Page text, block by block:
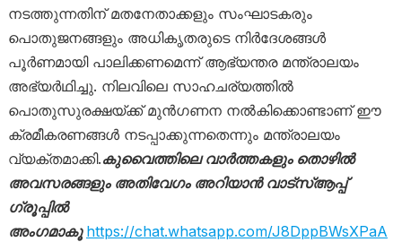
നടത്തുന്നതിന് മതനേതാക്കളും സംഘാടകരും
പൊതുജനങ്ങളും അധികൃതരുടെ നിർദേശങ്ങൾ
പൂർണമായി പാലിക്കണമെന്ന് ആഭ്യന്തര മന്ത്രാലയം
അഭ്യർഥിച്ചു. നിലവിലെ സാഹചര്യത്തിൽ
പൊതുസുരക്ഷയ്ക്ക് മുൻഗണന നൽകിക്കൊണ്ടാണ് ഈ
ക്രമീകരണങ്ങൾ നടപ്പാക്കുന്നതെന്നും മന്ത്രാലയം
വ്യക്തമാക്കി.കുവൈത്തിലെ വാർത്തകളും തൊഴിൽ
അവസരങ്ങളും അതിവേഗം അറിയാൻ വാട്സ്ആപ്പ്
ഗ്രൂപ്പിൽ
അംഗമാകൂ https://chat.whatsapp.com/J8DppBWsXPaA